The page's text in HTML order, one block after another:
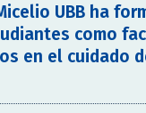
UBB ha
como
en el cuidado